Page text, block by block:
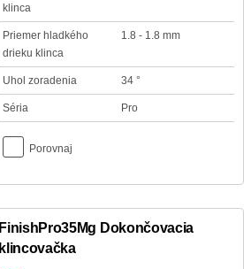
klinca
Priemer hladkého
drieku klinca
1.8 - 1.8 mm
Uhol zoradenia 34 °
Séria Pro
Porovnaj
FinishPro35Mg Dokončovacia
klincovačka